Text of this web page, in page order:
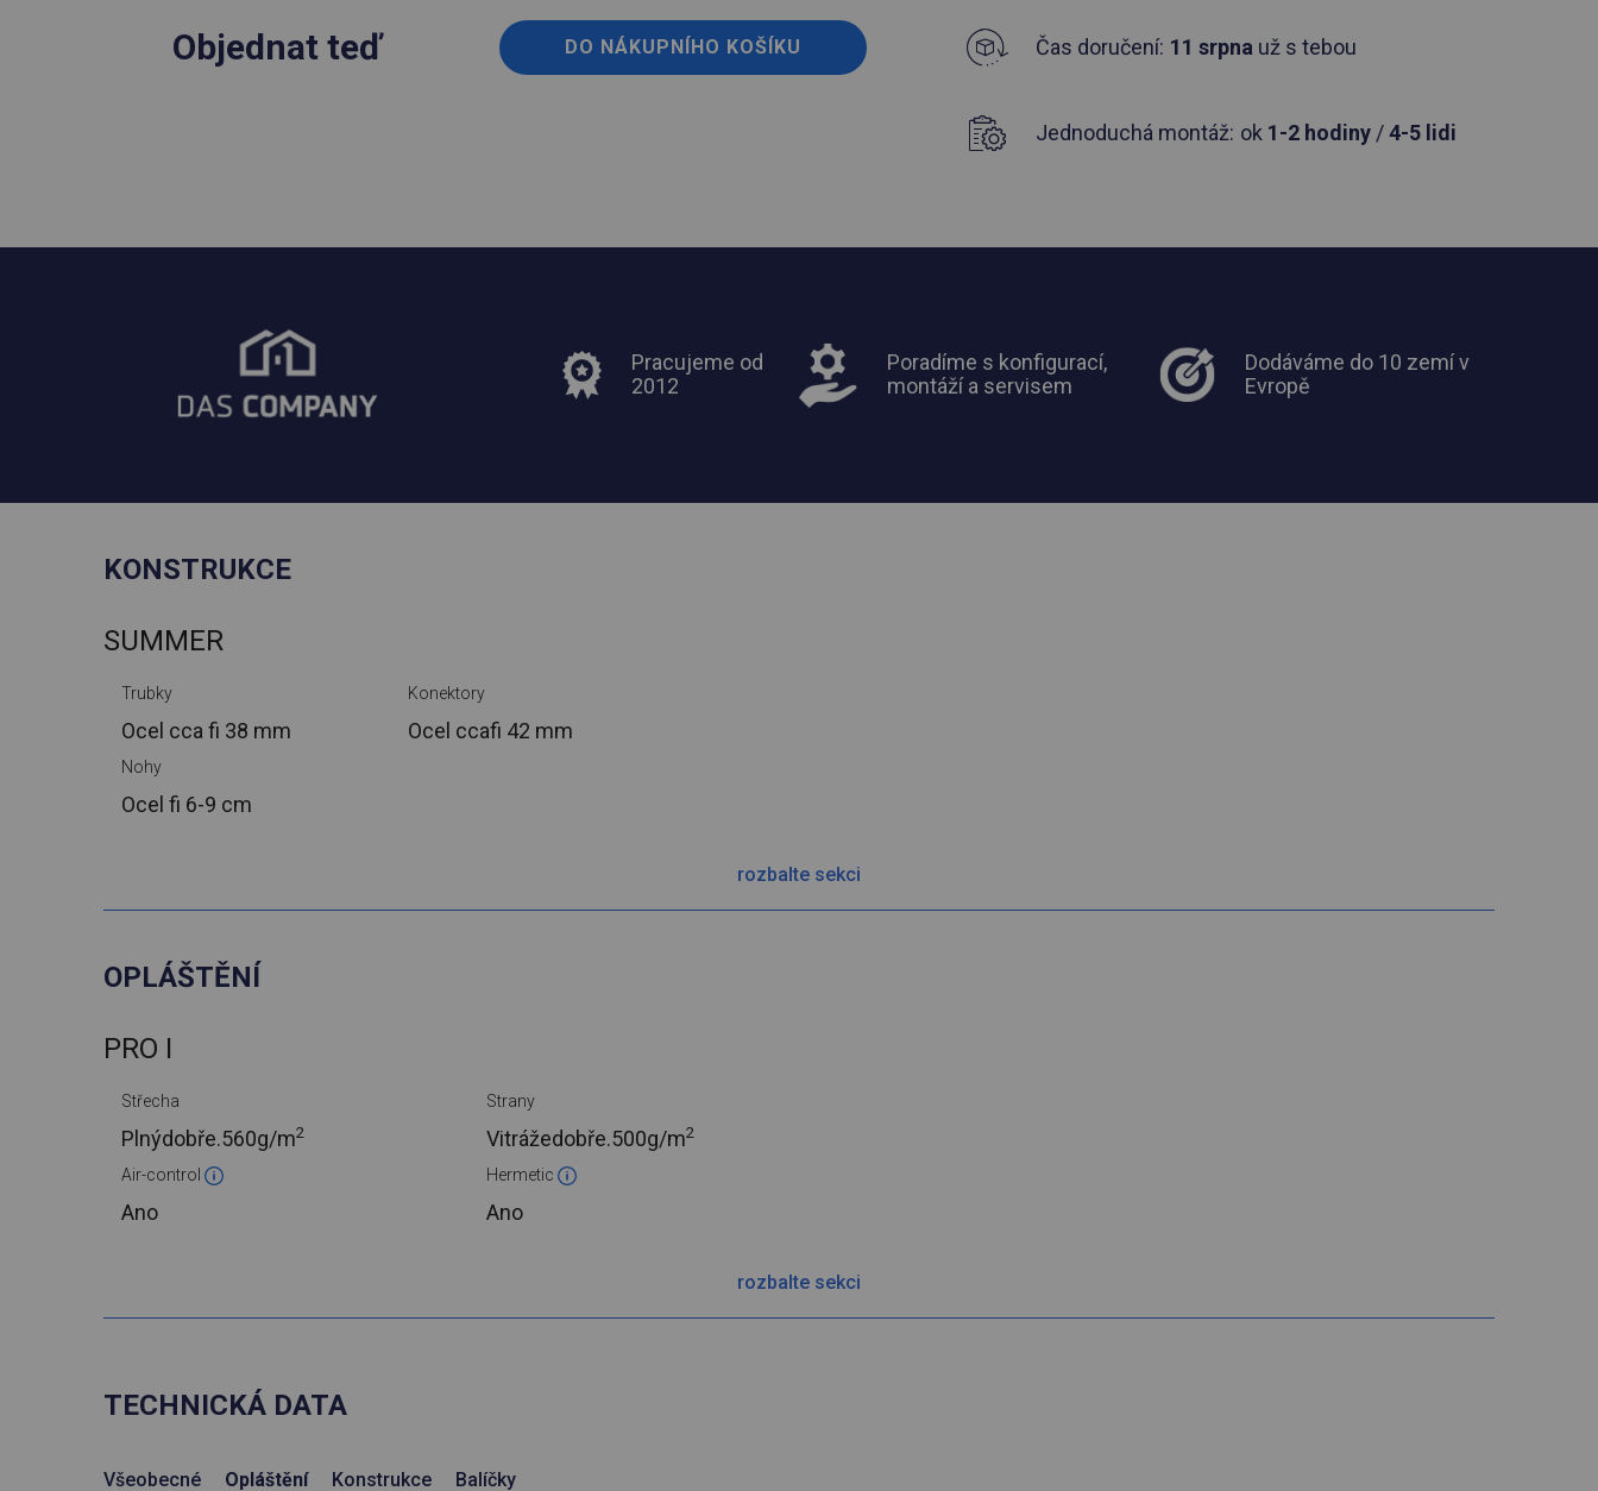
Objednat teď DO NÁKUPNÍHO KOŠÍKU Čas doručení: 11 srpna už s tebou
Jednoduchá montáž: ok 1-2 hodiny/4-5 lidi
Pracujeme od
2012
Poradíme s konfigurací,
montáží a servisem
Dodáváme do 10 zemí v
Evropě
KONSTRUKCE
SUMMER
Trubky
Ocel cca fi 38 mm
Konektory
Ocel ccafi 42 mm
Nohy
Ocel fi 6-9 cm
rozbalte sekci
OPLÁŠTĚNÍ
PRO I
Střecha
Plnýdobře.560g/m2
Strany
Vitrážedobře.500g/m2
Air-control
Ano
Hermetic
Ano
rozbalte sekci
TECHNICKÁ DATA
Všeobecné Opláštění Konstrukce Balíčky